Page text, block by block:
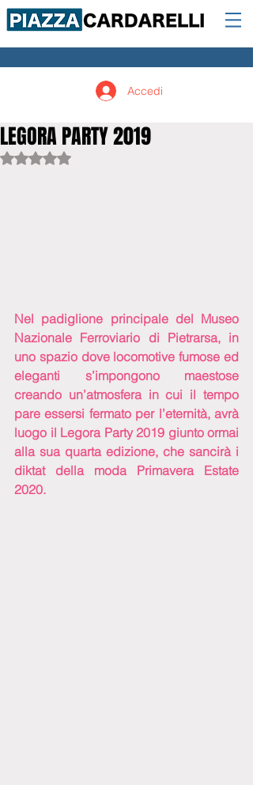
Accedi
LEGORA PARTY 2019
Valutazione NaN stelle su 5.
Nel padiglione principale del Museo
Nazionale Ferroviario di Pietrarsa, in
uno spazio dove locomotive fumose ed
eleganti s’impongono maestose
creando un’atmosfera in cui il tempo
pare essersi fermato per l’eternità, avrà
luogo il Legora Party 2019 giunto ormai
alla sua quarta edizione, che sancirà i
diktat della moda Primavera Estate
2020.